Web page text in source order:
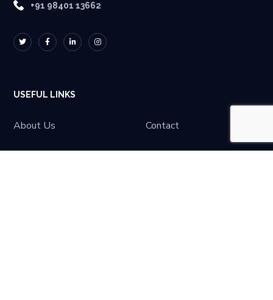
+91 98401 13662
USEFUL LINKS
About Us Contact